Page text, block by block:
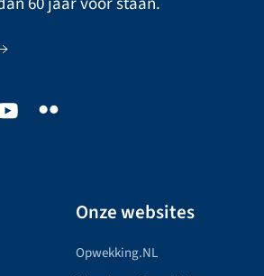
Onze websites
Opwekking.NL